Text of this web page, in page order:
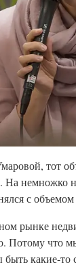
тот
На
с
рынке
Потому что
какие-то